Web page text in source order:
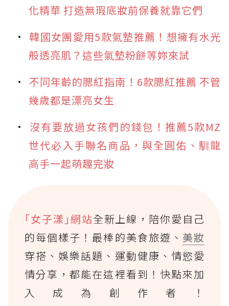
化精華 打造無瑕底妝前保養就靠它們
韓國女團愛用5款氣墊推薦！想擁有水光
般透亮肌？這些氣墊粉餅等妳來試
不同年齡的腮紅指南！6款腮紅推薦 不管
幾歲都是漂亮女生
沒有要放過女孩們的錢包！推薦5款MZ
世代必入手聯名商品，與全圓佑、馴龍
高手一起萌趣完妝
｢女子漾｣網站全新上線，陪你愛自己
的每個樣子！最棒的美食旅遊、 美妝
穿搭、娛樂話題、運動健康、情慾愛
情分享，都能在這裡看到！快點來加
入成為創作者！